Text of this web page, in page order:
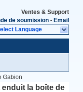
Ventes & Support
de soumission - Email
Language
Gabion
la boîte de